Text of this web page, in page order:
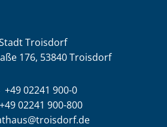
Troisdorf
176, 53840 Troisdorf
+49 02241 900-0
+49 02241 900-800